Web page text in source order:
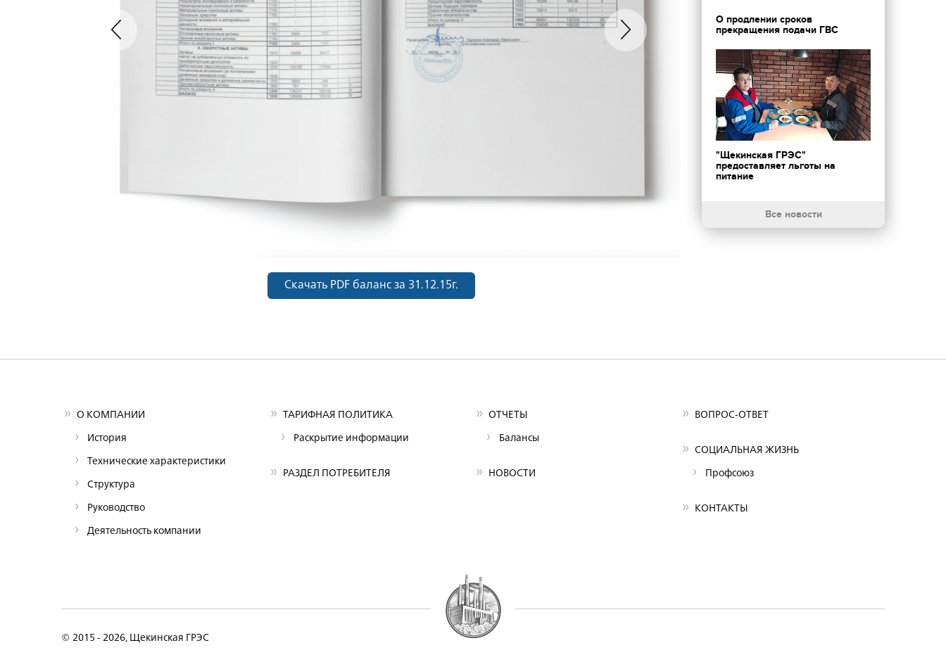
Скачать PDF баланс за 31.12.15г.
О продлении сроков
прекращения подачи ГВС
"Щекинская ГРЭС"
предоставляет льготы на
питание
Все новости
О КОМПАНИИ
История
Технические характеристики
Структура
Руководство
Деятельность компании
ТАРИФНАЯ ПОЛИТИКА
Раскрытие информации
РАЗДЕЛ ПОТРЕБИТЕЛЯ
ОТЧЕТЫ
Балансы
НОВОСТИ
ВОПРОС-ОТВЕТ
СОЦИАЛЬНАЯ ЖИЗНЬ
Профсоюз
КОНТАКТЫ
© 2015 - 2026, Щекинская ГРЭС